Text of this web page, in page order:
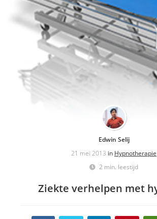
Edwin Selij
21 mei 2013 in Hypnotherapie
2 min. leestijd
Ziekte verhelpen met